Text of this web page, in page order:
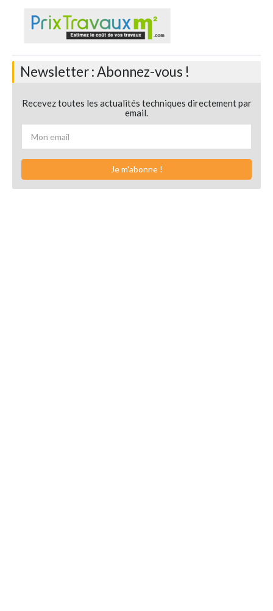
Newsletter : Abonnez-vous !
Recevez toutes les actualités techniques directement par
email.
Je m'abonne !